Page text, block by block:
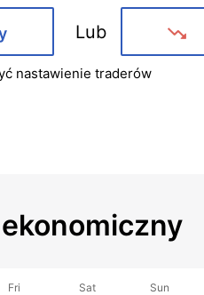
Lub
nastawienie traderów
Fri Sat Sun